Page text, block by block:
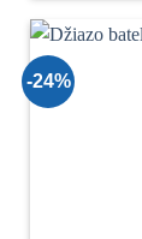
-24%